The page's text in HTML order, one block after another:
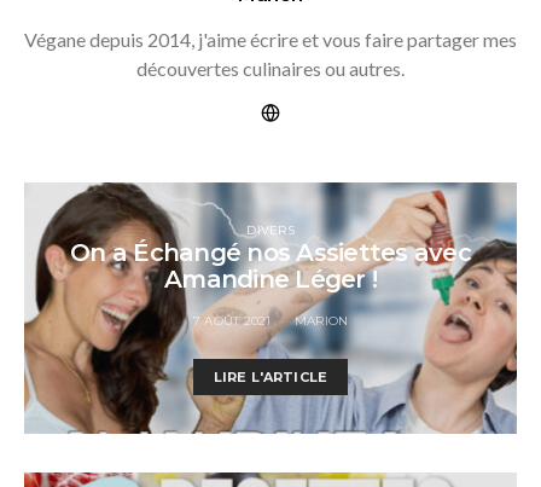
Végane depuis 2014, j'aime écrire et vous faire partager mes
découvertes culinaires ou autres.
DIVERS
On a Échangé nos Assiettes avec
Amandine Léger !
7 AOÛT 2021 MARION
LIRE L'ARTICLE